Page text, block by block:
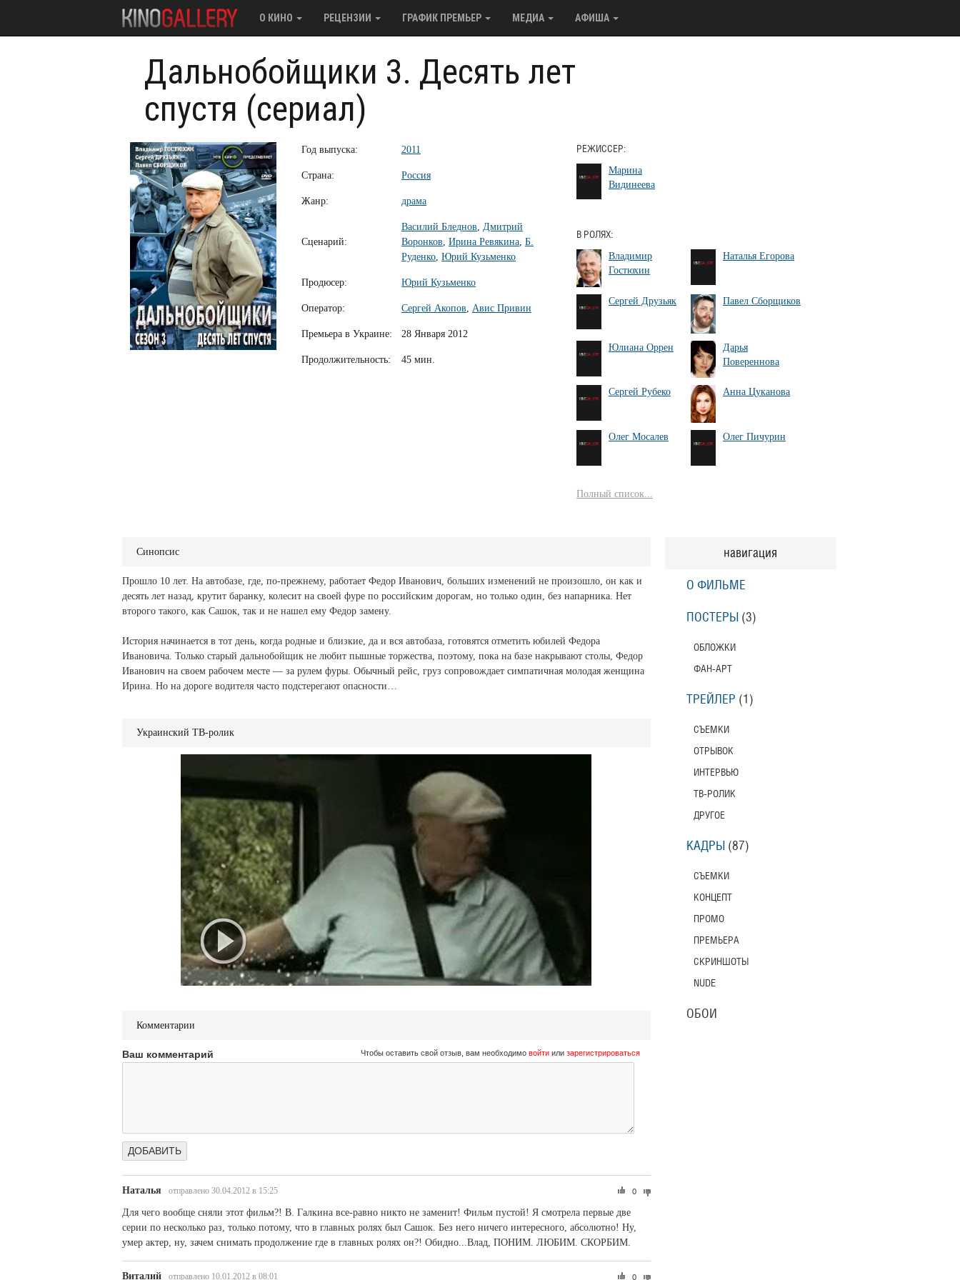
О КИНО РЕЦЕНЗИИ ГРАФИК ПРЕМЬЕР МЕДИА АФИША
Дальнобойщики 3. Десять лет
спустя (сериал)
Год выпуска: 2011
Страна: Россия
Жанр: драма
Сценарий:
Василий Бледнов, Дмитрий
Воронков, Ирина Ревякина, Б.
Руденко, Юрий Кузьменко
Продюсер: Юрий Кузьменко
Оператор: Сергей Акопов, Авис Привин
Премьера в Украине: 28 Января 2012
Продолжительность: 45 мин.
РЕЖИССЕР:
Марина
Видинеева
В РОЛЯХ:
Владимир
Гостюхин
Наталья Егорова
Сергей Друзьяк Павел Сборщиков
Юлиана Оррен
Дарья
Повереннова
Сергей Рубеко Анна Цуканова
Олег Мосалев Олег Пичурин
Полный список...
Синопсис
Прошло 10 лет. На автобазе, где, по-прежнему, работает Федор Иванович, больших изменений не произошло, он как и
десять лет назад, крутит баранку, колесит на своей фуре по российским дорогам, но только один, без напарника. Нет
второго такого, как Сашок, так и не нашел ему Федор замену.
История начинается в тот день, когда родные и близкие, да и вся автобаза, готовятся отметить юбилей Федора
Ивановича. Только старый дальнобойщик не любит пышные торжества, поэтому, пока на базе накрывают столы, Федор
Иванович на своем рабочем месте — за рулем фуры. Обычный рейс, груз сопровождает симпатичная молодая женщина
Ирина. Но на дороге водителя часто подстерегают опасности…
Украинский ТВ-ролик
Комментарии
Ваш комментарий Чтобы оставить свой отзыв, вам необходимо войтиили зарегистрироваться
Наталья отправлено 30.04.2012 в 15:25 0
Для чего вообще сняли этот фильм?! В. Галкина все-равно никто не заменит! Фильм пустой! Я смотрела первые две
серии по несколько раз, только потому, что в главных ролях был Сашок. Без него ничего интересного, абсолютно! Ну,
умер актер, ну, зачем снимать продолжение где в главных ролях он?! Обидно...Влад, ПОНИМ. ЛЮБИМ. СКОРБИМ.
Виталий отправлено 10.01.2012 в 08:01 0
навигация
О ФИЛЬМЕ
ПОСТЕРЫ (3)
ОБЛОЖКИ
ФАН-АРТ
ТРЕЙЛЕР (1)
СЪЕМКИ
ОТРЫВОК
ИНТЕРВЬЮ
ТВ-РОЛИК
ДРУГОЕ
КАДРЫ (87)
СЪЕМКИ
КОНЦЕПТ
ПРОМО
ПРЕМЬЕРА
СКРИНШОТЫ
NUDE
ОБОИ